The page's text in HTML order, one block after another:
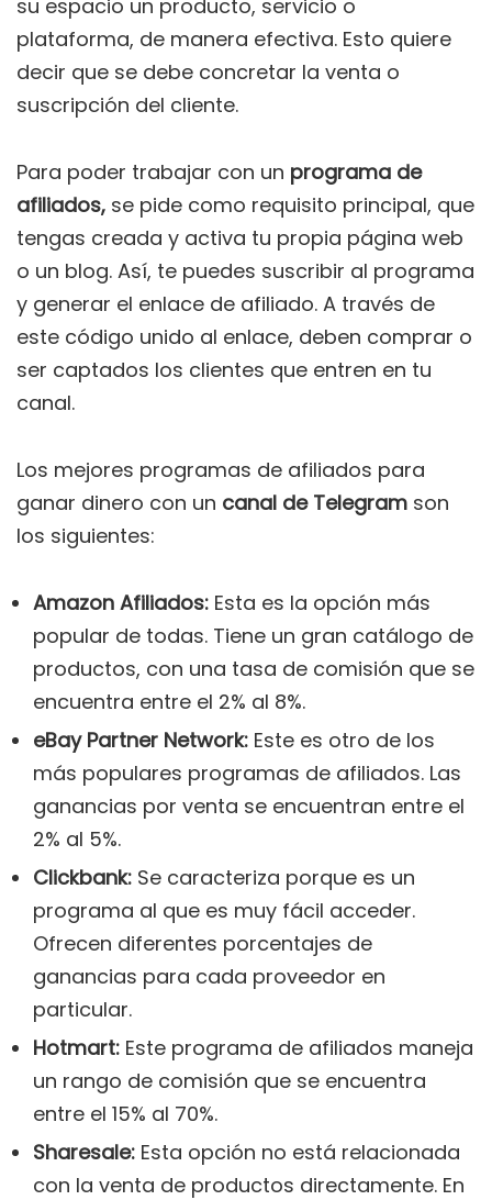
su espacio un producto, servicio o
plataforma, de manera efectiva. Esto quiere
decir que se debe concretar la venta o
suscripción del cliente.
Para poder trabajar con un programa de
afiliados, se pide como requisito principal, que
tengas creada y activa tu propia página web
o un blog. Así, te puedes suscribir al programa
y generar el enlace de afiliado. A través de
este código unido al enlace, deben comprar o
ser captados los clientes que entren en tu
canal.
Los mejores programas de afiliados para
ganar dinero con un canal de Telegram son
los siguientes:
Amazon Afiliados: Esta es la opción más
popular de todas. Tiene un gran catálogo de
productos, con una tasa de comisión que se
encuentra entre el 2% al 8%.
eBay Partner Network: Este es otro de los
más populares programas de afiliados. Las
ganancias por venta se encuentran entre el
2% al 5%.
Clickbank: Se caracteriza porque es un
programa al que es muy fácil acceder.
Ofrecen diferentes porcentajes de
ganancias para cada proveedor en
particular.
Hotmart: Este programa de afiliados maneja
un rango de comisión que se encuentra
entre el 15% al 70%.
Sharesale: Esta opción no está relacionada
con la venta de productos directamente. En